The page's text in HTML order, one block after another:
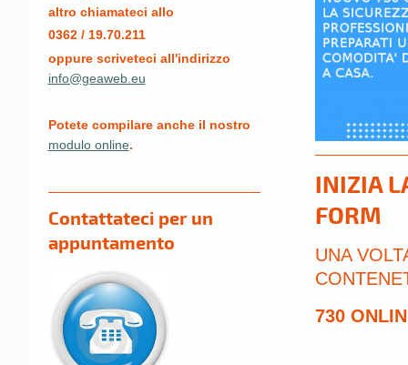
INIZIA
FORM
UNA
730
altro chiamateci allo
0362 / 19.70.211
oppure scriveteci all'indirizzo
info@geaweb.eu
Potete compilare anche il nostro
modulo online.
Contattateci per un
appuntamento